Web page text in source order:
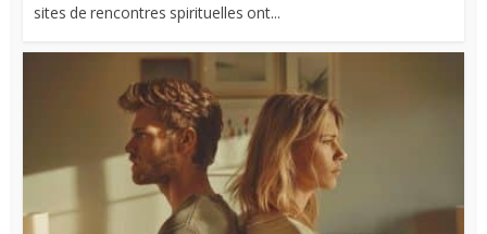
sites de rencontres spirituelles ont...